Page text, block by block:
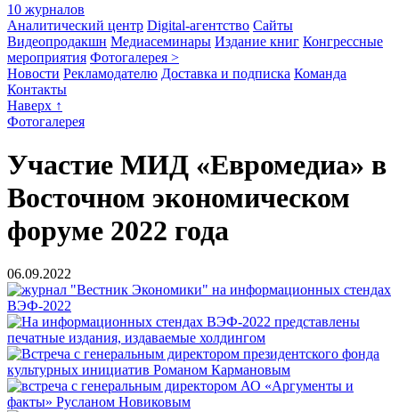
10 журналов
Аналитический центр Digital-агентство Сайты
Видеопродакшн Медиасеминары Издание книг Конгрессные
мероприятия Фотогалерея >
Новости Рекламодателю Доставка и подписка Команда
Контакты
Наверх ↑
Фотогалерея
Участие МИД «Евромедиа» в
Восточном экономическом
форуме 2022 года
06.09.2022